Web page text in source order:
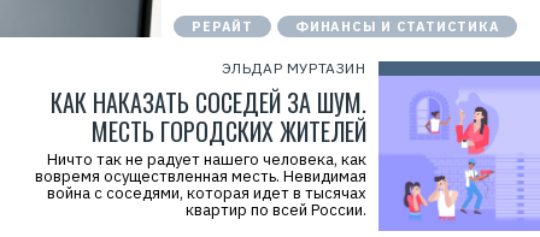
РЕРАЙТ ФИНАНСЫ И СТАТИСТИКА
ЭЛЬДАР МУРТАЗИН
КАК НАКАЗАТЬ СОСЕДЕЙ ЗА ШУМ.
МЕСТЬ ГОРОДСКИХ ЖИТЕЛЕЙ
Ничто так не радует нашего человека, как
вовремя осуществленная месть. Невидимая
война с соседями, которая идет в тысячах
квартир по всей России.